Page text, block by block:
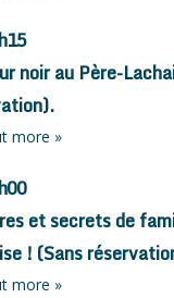
noir au Père-
more »
et secrets de
! (Sans
more »